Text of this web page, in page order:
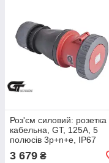
Роз'єм силовий: розетка
кабельна, GT, 125А, 5
полюсів 3p+n+e, IP67
3 679 ₴